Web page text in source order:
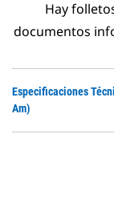
Hay
documentos
Especificaciones
Am)